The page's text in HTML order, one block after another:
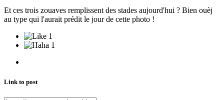
Et ces trois zouaves remplissent des stades aujourd'hui ? Bien ouèj
au type qui l'aurait prédit le jour de cette photo !
1
1
Link to post